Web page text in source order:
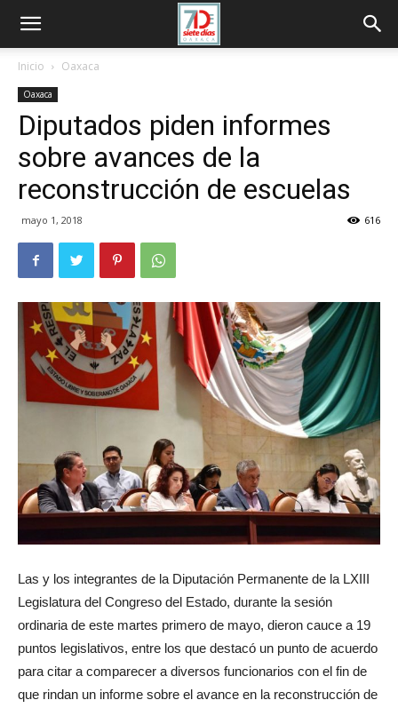
Inicio Oaxaca
Oaxaca
Diputados piden informes
sobre avances de la
reconstrucción de escuelas
mayo 1, 2018 616
Las y los integrantes de la Diputación Permanente de la LXIII
Legislatura del Congreso del Estado, durante la sesión
ordinaria de este martes primero de mayo, dieron cauce a 19
puntos legislativos, entre los que destacó un punto de acuerdo
para citar a comparecer a diversos funcionarios con el fin de
que rindan un informe sobre el avance en la reconstrucción de